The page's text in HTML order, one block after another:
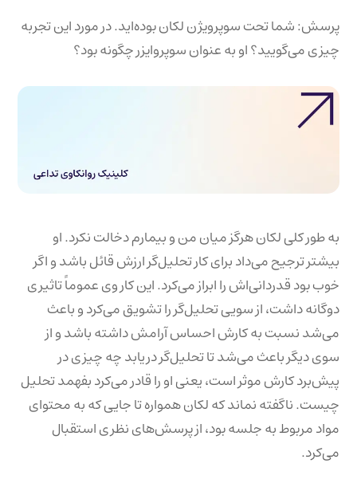
پرسش: شما تحت سوپرویژن لکان بوده‌اید. در مورد این تجربه
چیزی می‌گویید؟ او به عنوان سوپروایزر چگونه بود؟
به طور کلی لکان هرگز میان من و بیمارم دخالت نکرد. او
بیشتر ترجیح می‌داد برای کار تحلیل‌گر ارزش قائل باشد و اگر
خوب بود قدردانی‌اش را ابراز می‌کرد. این کار وی عموماً تاثیری
دوگانه داشت، از سویی تحلیل‌گر را تشویق می‌کرد و باعث
می‌شد نسبت به کارش احساس آرامش داشته باشد و از
سوی دیگر باعث می‌شد تا تحلیل‌گر دریابد چه چیزی در
پیش‌برد کارش موثر است، یعنی او را قادر می‌کرد بفهمد تحلیل
چیست. ناگفته نماند که لکان همواره تا جایی که به محتوای
مواد مربوط به جلسه بود، از پرسش‌های نظری استقبال
می‌کرد.